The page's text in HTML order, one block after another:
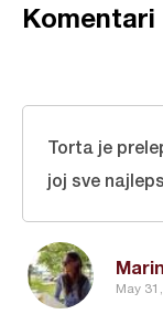
Komentari
May
Torta je
joj sve